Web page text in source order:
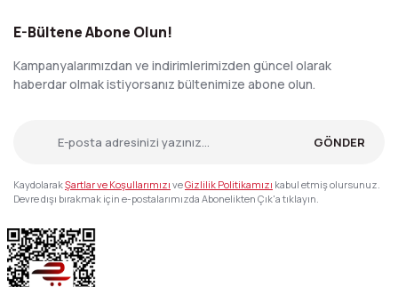
E-Bültene Abone Olun!
Kampanyalarımızdan ve indirimlerimizden güncel olarak
haberdar olmak istiyorsanız bültenimize abone olun.
GÖNDER
KaydolarakŞartlar ve Koşullarımızı veGizlilik Politikamızı kabul etmiş olursunuz.
Devre dışı bırakmak için e-postalarımızda Abonelikten Çık'a tıklayın.